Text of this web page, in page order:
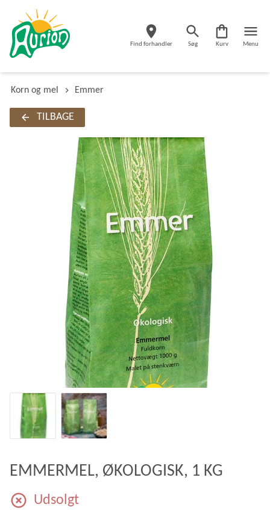
Find forhandler Søg Kurv Menu
Korn og mel Emmer
TILBAGE
EMMERMEL, ØKOLOGISK, 1 KG
Udsolgt